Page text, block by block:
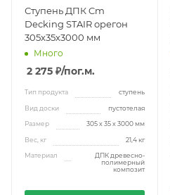
Ступень ДПК Cm
Decking STAIR орегон
305х35х3000 мм
Много
2 275 ₽/пог.м.
Тип продукта ступень
Вид доски пустотелая
Размер 305 х 35 х 3000 мм
Вес, кг 21,4 кг
Материал
ДПК древесно-
полимерный
композит